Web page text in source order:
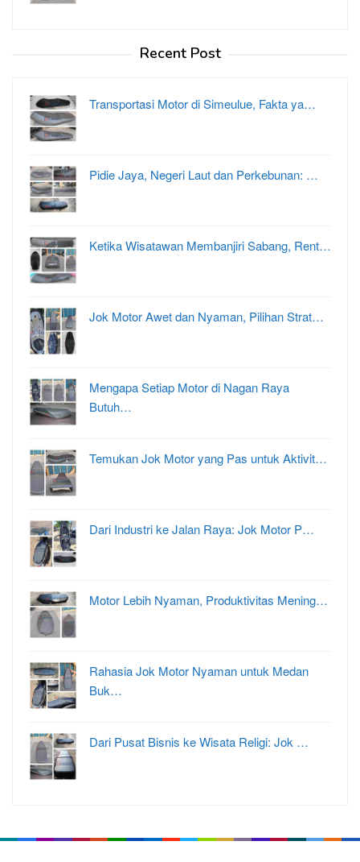
Recent Post
Transportasi Motor di Simeulue, Fakta ya…
Pidie Jaya, Negeri Laut dan Perkebunan: …
Ketika Wisatawan Membanjiri Sabang, Rent…
Jok Motor Awet dan Nyaman, Pilihan Strat…
Mengapa Setiap Motor di Nagan Raya
Butuh…
Temukan Jok Motor yang Pas untuk Aktivit…
Dari Industri ke Jalan Raya: Jok Motor P…
Motor Lebih Nyaman, Produktivitas Mening…
Rahasia Jok Motor Nyaman untuk Medan
Buk…
Dari Pusat Bisnis ke Wisata Religi: Jok …